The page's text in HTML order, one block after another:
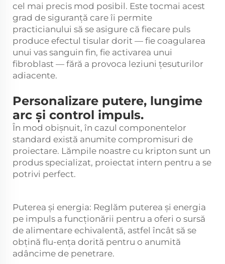
cel mai precis mod posibil. Este tocmai acest
grad de siguranță care îi permite
practicianului să se asigure că fiecare puls
produce efectul tisular dorit — fie coagularea
unui vas sanguin fin, fie activarea unui
fibroblast — fără a provoca leziuni țesuturilor
adiacente.
Personalizare putere, lungime
arc și control impuls.
În mod obișnuit, în cazul componentelor
standard există anumite compromisuri de
proiectare. Lămpile noastre cu kripton sunt un
produs specializat, proiectat intern pentru a se
potrivi perfect.
Puterea și energia: Reglăm puterea și energia
pe impuls a funcționării pentru a oferi o sursă
de alimentare echivalentă, astfel încât să se
obțină flu-ența dorită pentru o anumită
adâncime de penetrare.